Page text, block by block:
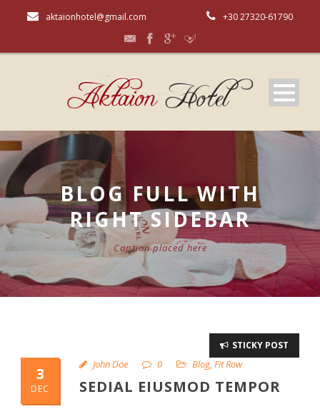
aktaionhotel@gmail.com +30 27320-61790
BLOG FULL WITH
RIGHT SIDEBAR
Caption placed here
STICKY POST
3
DEC
John Doe 0 Blog, Fit Row
SEDIAL EIUSMOD TEMPOR